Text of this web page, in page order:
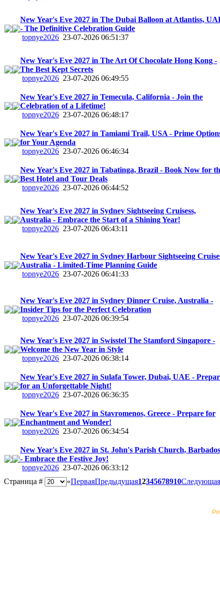
New Year's Eve 2027 in The Dubai Balloon at Atlantiss,
- The Definitive Celebration Guide
topnye2026 23-07-2026 06:51:37
New Year's Eve 2027 in The Art Of Chocolate Hong Kong -
The Best Kept Secrets
topnye2026 23-07-2026 06:49:55
New Year's Eve 2027 in Temecula, California - Join the
Celebration of a Lifetime!
topnye2026 23-07-2026 06:48:17
New Year's Eve 2027 in Tamiami Trail, USA - Prime
for Your Agenda
topnye2026 23-07-2026 06:46:34
New Year's Eve 2027 in Tabatinga, Brazil - Book Now for
Best Hotel and Tour Deals
topnye2026 23-07-2026 06:44:52
New Year's Eve 2027 in Sydney Sightseeing Cruisess,
Australia - Embrace the Start of a Shining Year!
topnye2026 23-07-2026 06:43:11
New Year's Eve 2027 in Sydney Harbour Sightseeing
Australia - Limited-Time Planning Guide
topnye2026 23-07-2026 06:41:33
New Year's Eve 2027 in Sydney Dinner Cruise, Australia -
Insider Tips for the Perfect Celebration
topnye2026 23-07-2026 06:39:54
New Year's Eve 2027 in Swisstel The Stamford Singapore -
Welcome the New Year in Style
topnye2026 23-07-2026 06:38:14
New Year's Eve 2027 in Sulafa Tower, Dubai, UAE -
for an Unforgettable Night!
topnye2026 23-07-2026 06:36:35
New Year's Eve 2027 in Stavromenos, Greece - Prepare for
Enchantment and Wonder!
topnye2026 23-07-2026 06:34:54
New Year's Eve 2027 in St. John's Parish Church, Barbados
- Embrace the Festive Joy!
topnye2026 23-07-2026 06:33:12
Страница #
«ПерваяПредыдущая12345678910Следующая